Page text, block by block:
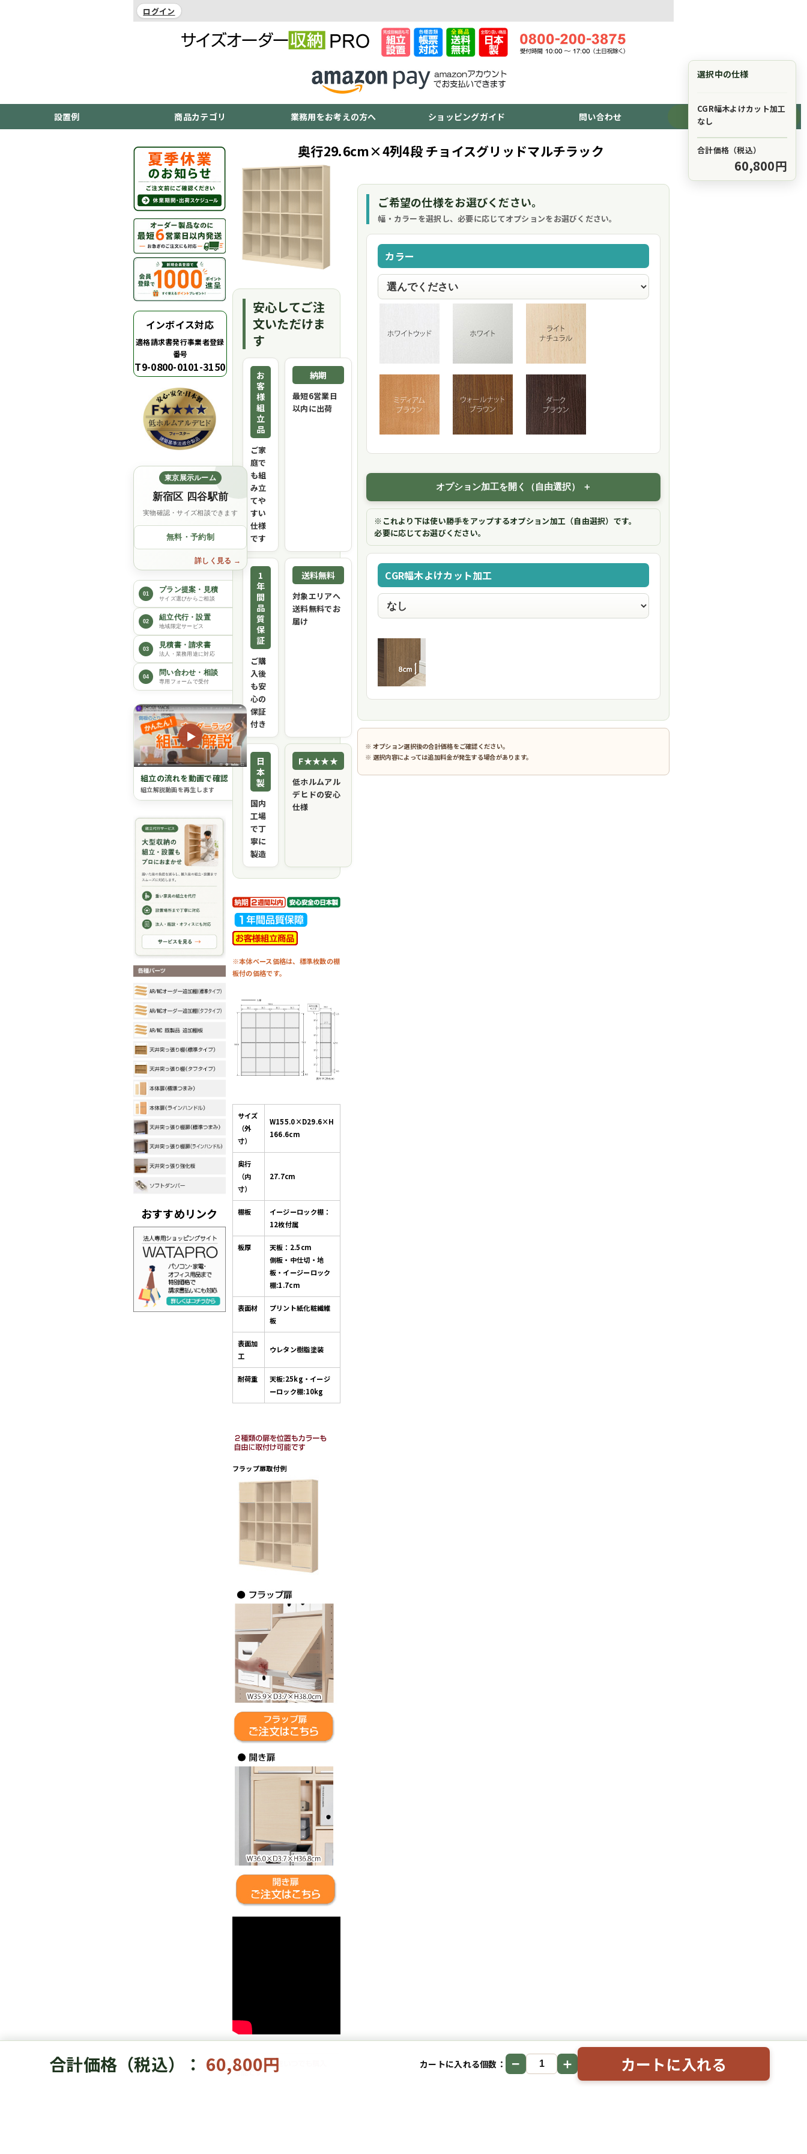
ログイン
設置例 商品カテゴリ 業務用をお考えの方へ ショッピングガイド 問い合わせ ショッピングカート
インボイス対応
適格請求書発行事業者登録
番号
T9-0800-0101-3150
東京展示ルーム
新宿区 四谷駅前
実物確認・サイズ相談できます
無料・予約制
詳しく見る
01 プラン提案・見積
サイズ選びからご相談
02 組立代行・設置
地域限定サービス
03 見積書・請求書
法人・業務用途に対応
04 問い合わせ・相談
専用フォームで受付
▶
組立の流れを動画で確認
組立解説動画を再生します
おすすめリンク
奥行29.6cm×4列4段 チョイスグリッドマルチラック
安心してご注
文いただけま
す
お
客
様
組
立
品
ご家
庭で
も組
み立
てや
すい
仕様
です
納期
最短6営業日
以内に出荷
1
年
間
品
質
保
証
ご購
入後
も安
心の
保証
付き
送料無料
対象エリアへ
送料無料でお
届け
日
本
製
国内
工場
で丁
寧に
製造
F★★★★
低ホルムアル
デヒドの安心
仕様
※本体ベース価格は、標準枚数の棚
板付の価格です。
サイズ
（外
寸）
W155.0×D29.6×H
166.6cm
奥行
（内
寸）
27.7cm
棚板
イージーロック棚：
12枚付属
板厚
天板：2.5cm
側板・中仕切・地
板・イージーロック
棚:1.7cm
表面材
プリント紙化粧繊維
板
表面加
工
ウレタン樹脂塗装
耐荷重
天板:25kg・イージ
ーロック棚:10kg
フラップ扉取付例
ご希望の仕様をお選びください。
幅・カラーを選択し、必要に応じてオプションをお選びください。
選択中の仕様
CGR幅木よけカット加工
なし
合計価格（税込）
60,800円
カラー
オプション加工を開く（自由選択）
※これより下は使い勝手をアップするオプション加工（自由選択）です。
必要に応じてお選びください。
CGR幅木よけカット加工
※ オプション選択後の合計価格をご確認ください。
※ 選択内容によっては追加料金が発生する場合があります。
合計価格（税込）： 60,800円 カートに入れる個数： − ＋ カートに入れる